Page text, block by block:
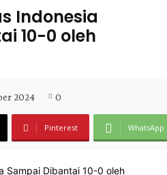
Indonesia
10-0 oleh
2024 0
Pinterest WhatsApp